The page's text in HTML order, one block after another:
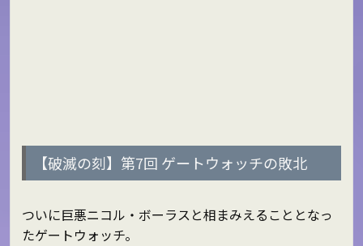
【破滅の刻】第7回 ゲートウォッチの敗北
ついに巨悪ニコル・ボーラスと相まみえることとなっ
たゲートウォッチ。